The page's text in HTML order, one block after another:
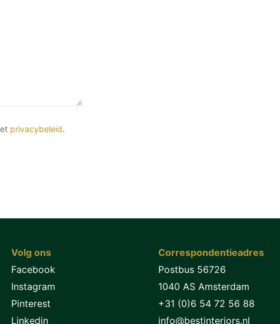
privacybeleid.
Volg ons
Facebook
Instagram
Pinterest
Linkedin
Correspondentieadres
Postbus 56726
1040 AS Amsterdam
+31 (0)6 54 72 56 88
info@bestinteriors.nl